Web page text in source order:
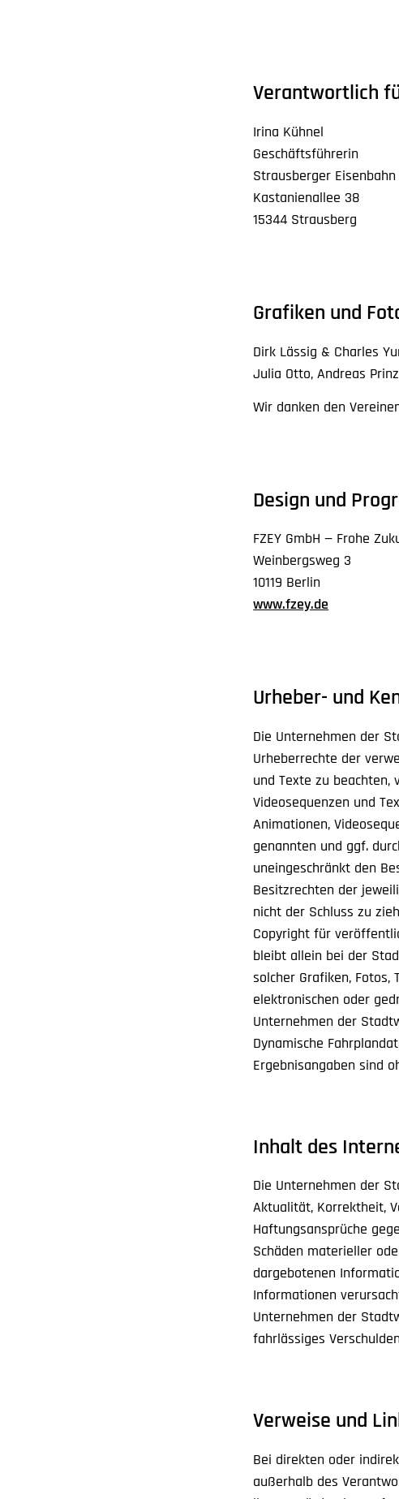
Verantwortlich
Irina Kühnel
Geschäftsführerin
Strausberger Eisenbahn
Kastanienallee 38
15344 Strausberg
Grafiken und
Dirk Lässig & Charles
Julia Otto, Andreas
Wir danken den
Design und
FZEY GmbH — Frohe
Weinbergsweg 3
10119 Berlin
www.fzey.de
Urheber- und
Die Unternehmen der
Urheberrechte der
und Texte zu beachten,
Videosequenzen und
Animationen,
genannten und ggf.
uneingeschränkt den
Besitzrechten der
nicht der Schluss zu
Copyright für
bleibt allein bei der
solcher Grafiken, Fotos,
elektronischen oder
Unternehmen der
Dynamische
Ergebnisangaben sind
Inhalt des
Die Unternehmen der
Aktualität, Korrektheit,
Haftungsansprüche
Schäden materieller
dargebotenen
Informationen
Unternehmen der
fahrlässiges
Verweise und
Bei direkten oder
außerhalb des